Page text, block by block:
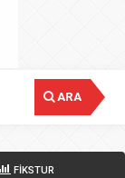
ARA
FİKSTUR